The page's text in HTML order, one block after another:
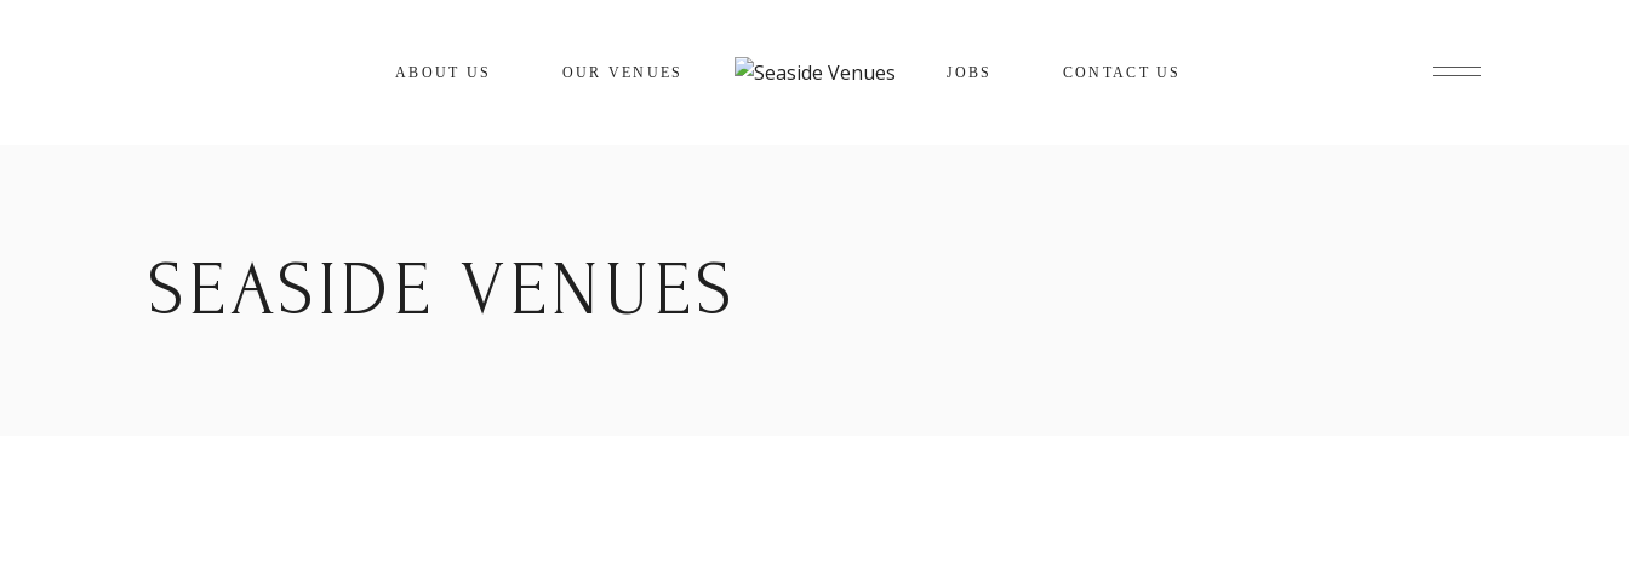
ABOUT US OUR VENUES JOBS CONTACT US
SEASIDE VENUES